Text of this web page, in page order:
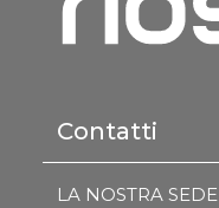
Contatti
LA NOSTRA SEDE